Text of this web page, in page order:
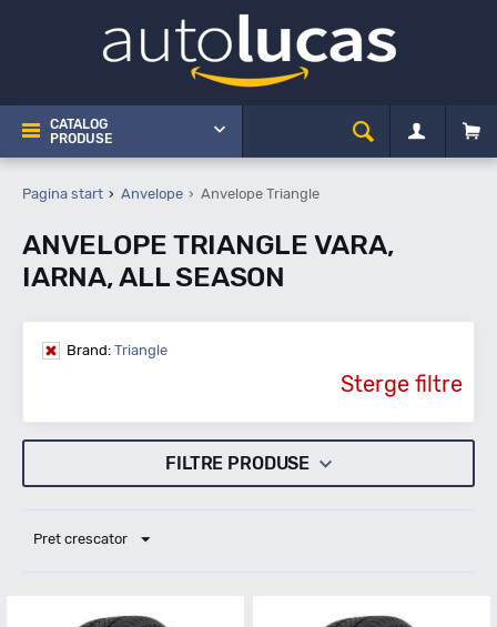
CATALOG
PRODUSE
Pagina start Anvelope Anvelope Triangle
ANVELOPE TRIANGLE VARA,
IARNA, ALL SEASON
Brand: Triangle
Sterge filtre
FILTRE PRODUSE
Pret crescator